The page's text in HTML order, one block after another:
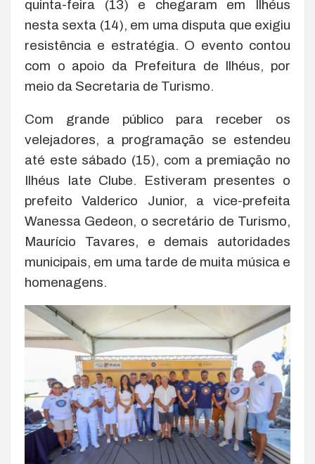
quinta-feira (13) e chegaram em Ilhéus
nesta sexta (14), em uma disputa que exigiu
resistência e estratégia. O evento contou
com o apoio da Prefeitura de Ilhéus, por
meio da Secretaria de Turismo.
Com grande público para receber os
velejadores, a programação se estendeu
até este sábado (15), com a premiação no
Ilhéus Iate Clube. Estiveram presentes o
prefeito Valderico Junior, a vice-prefeita
Wanessa Gedeon, o secretário de Turismo,
Maurício Tavares, e demais autoridades
municipais, em uma tarde de muita música e
homenagens.